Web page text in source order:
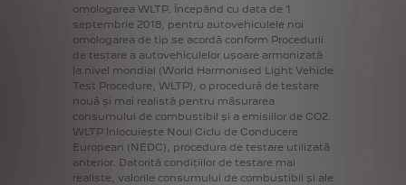
omologarea WLTP. Începând cu data de 1
septembrie 2018, pentru autovehiculele noi
omologarea de tip se acordă conform Procedurii
de testare a autovehiculelor ușoare armonizată
la nivel mondial (World Harmonised Light Vehicle
Test Procedure, WLTP), o procedură de testare
nouă și mai realistă pentru măsurarea
consumului de combustibil și a emisiilor de CO2.
WLTP înlocuiește Noul Ciclu de Conducere
European (NEDC), procedura de testare utilizată
anterior. Datorită condițiilor de testare mai
realiste, valorile consumului de combustibil și ale